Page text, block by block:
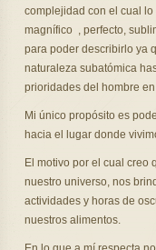
complejidad con el cual
magnífico , perfecto,
para poder describirlo ya
naturaleza subatómica
prioridades del hombre
Mi único propósito es
hacia el lugar donde
El motivo por el cual
nuestro universo, nos
actividades y horas de
nuestros alimentos.